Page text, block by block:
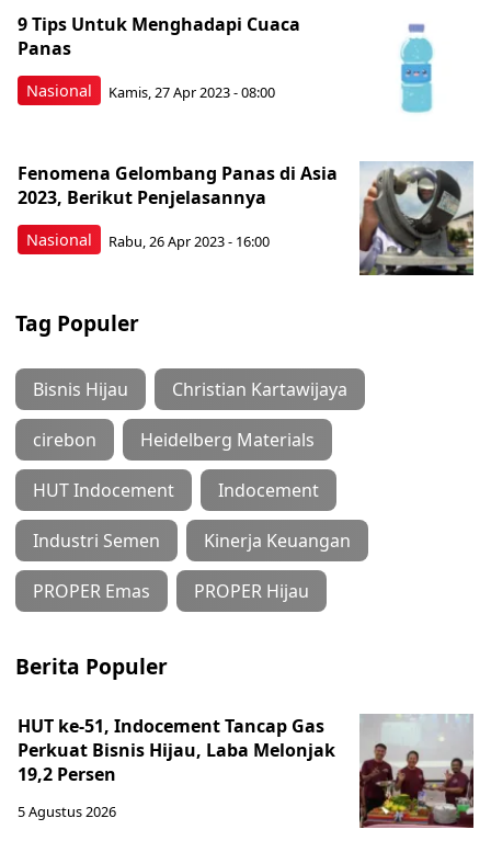
Nasional
9 Tips Untuk Menghadapi Cuaca
Panas
Kamis, 27 Apr 2023 - 08:00
Nasional
Fenomena Gelombang Panas di Asia
2023, Berikut Penjelasannya
Rabu, 26 Apr 2023 - 16:00
Tag Populer
Bisnis Hijau Christian Kartawijaya
cirebon Heidelberg Materials
HUT Indocement Indocement
Industri Semen Kinerja Keuangan
PROPER Emas PROPER Hijau
Berita Populer
HUT ke-51, Indocement Tancap Gas
Perkuat Bisnis Hijau, Laba Melonjak
19,2 Persen
5 Agustus 2026